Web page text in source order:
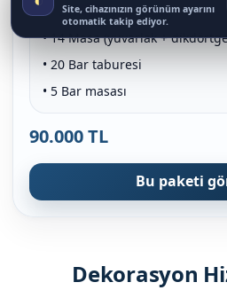
• 60 Napolyon sandalye
• 14 Masa (yuvarlak +
• 20 Bar taburesi
• 5 Bar masası
90.000 TL
Bu paketi
Dekorasyon
Site, cihazınızın görünüm ayarını
otomatik takip ediyor.